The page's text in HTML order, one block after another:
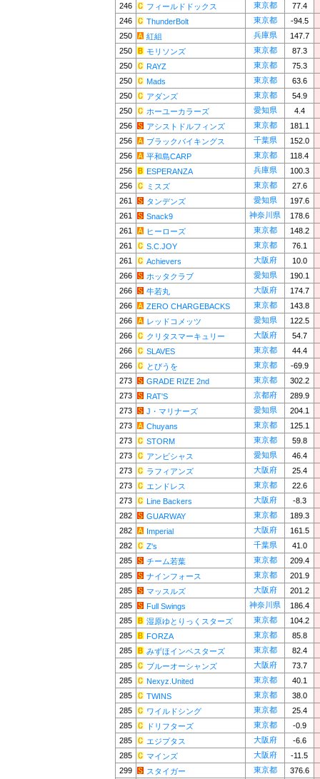
246
フィールドドックス 東京都
77.4
246
ThunderBolt 東京都
-94.5
250
紅組 兵庫県
147.7
250
モリソンズ 東京都
87.3
250
RAYZ 東京都
75.3
250
Mads 東京都
63.6
250
アダンズ 東京都
54.9
250
ホーユーカラーズ 愛知県
4.4
256
アシストドルフィンズ 東京都
181.1
256
ブラックバイキングス 千葉県
152.0
256
平和島CARP 東京都
118.4
256
ESPERANZA 兵庫県
100.3
256
ミスズ 東京都
27.6
261
タンデンズ 愛知県
197.6
261
Snack9 神奈川県
178.6
261
ヒーローズ 東京都
148.2
261
S.C.JOY 東京都
76.1
261
Achievers 大阪府
10.0
266
ホッタクラブ 愛知県
190.1
266
牛若丸 大阪府
174.7
266
ZERO CHARGEBACKS 東京都
143.8
266
レッドコメッツ 愛知県
122.5
266
クリタスマーキュリー 大阪府
54.7
266
SLAVES 東京都
44.4
266
とびうを 東京都
-69.9
273
GRADE RIZE 2nd 東京都
302.2
273
RAT'S 京都府
289.9
273
J・マリナーズ 愛知県
204.1
273
Chuyans 東京都
125.1
273
STORM 東京都
59.8
273
アンビシャス 愛知県
46.4
273
ラフィアンズ 大阪府
25.4
273
エンドレス 東京都
22.6
273
Line Backers 大阪府
-8.3
282
GUARWAY 東京都
189.3
282
Imperial 大阪府
161.5
282
Z's 千葉県
41.0
285
チーム若葉 東京都
209.4
285
ナインフォース 東京都
201.9
285
マッスルズ 大阪府
201.2
285
Full Swings 神奈川県
186.4
285
湿原ゆとりっくスターズ 東京都
104.2
285
FORZA 東京都
85.8
285
みずほインベスターズ 東京都
82.4
285
ブルーオーシャンズ 大阪府
73.7
285
Nexyz.United 東京都
40.1
285
TWINS 東京都
38.0
285
ワイルドシング 東京都
25.4
285
ドリフターズ 東京都
-0.9
285
エジプタス 大阪府
-6.6
285
マインズ 大阪府
-11.5
299
スタイガー 東京都 376.6